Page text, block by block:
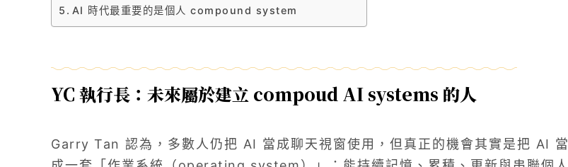
AI 時代最重要的是個人 compound system
YC 執行長：未來屬於建立 compoud AI systems 的人
Garry Tan 認為，多數人仍把 AI 當成聊天視窗使用，但真正的機會其實是把 AI 當